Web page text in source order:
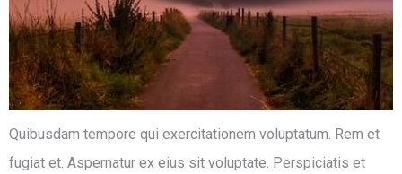
Quibusdam tempore qui exercitationem voluptatum. Rem et
fugiat et. Aspernatur ex eius sit voluptate. Perspiciatis et